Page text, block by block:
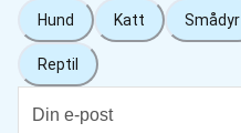
Hund Katt Smådyr
Reptil